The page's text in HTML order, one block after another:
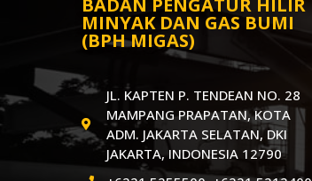
BADAN PENGATUR HILIR
MINYAK DAN GAS BUMI
(BPH MIGAS)
JL. KAPTEN P. TENDEAN NO. 28
MAMPANG PRAPATAN, KOTA
ADM. JAKARTA SELATAN, DKI
JAKARTA, INDONESIA 12790